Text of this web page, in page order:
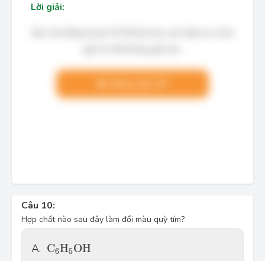
Lời giải:
Câu 10:
Hợp chất nào sau đây làm đổi màu quỳ tím?
A. C6H5OH
C6H 5OH